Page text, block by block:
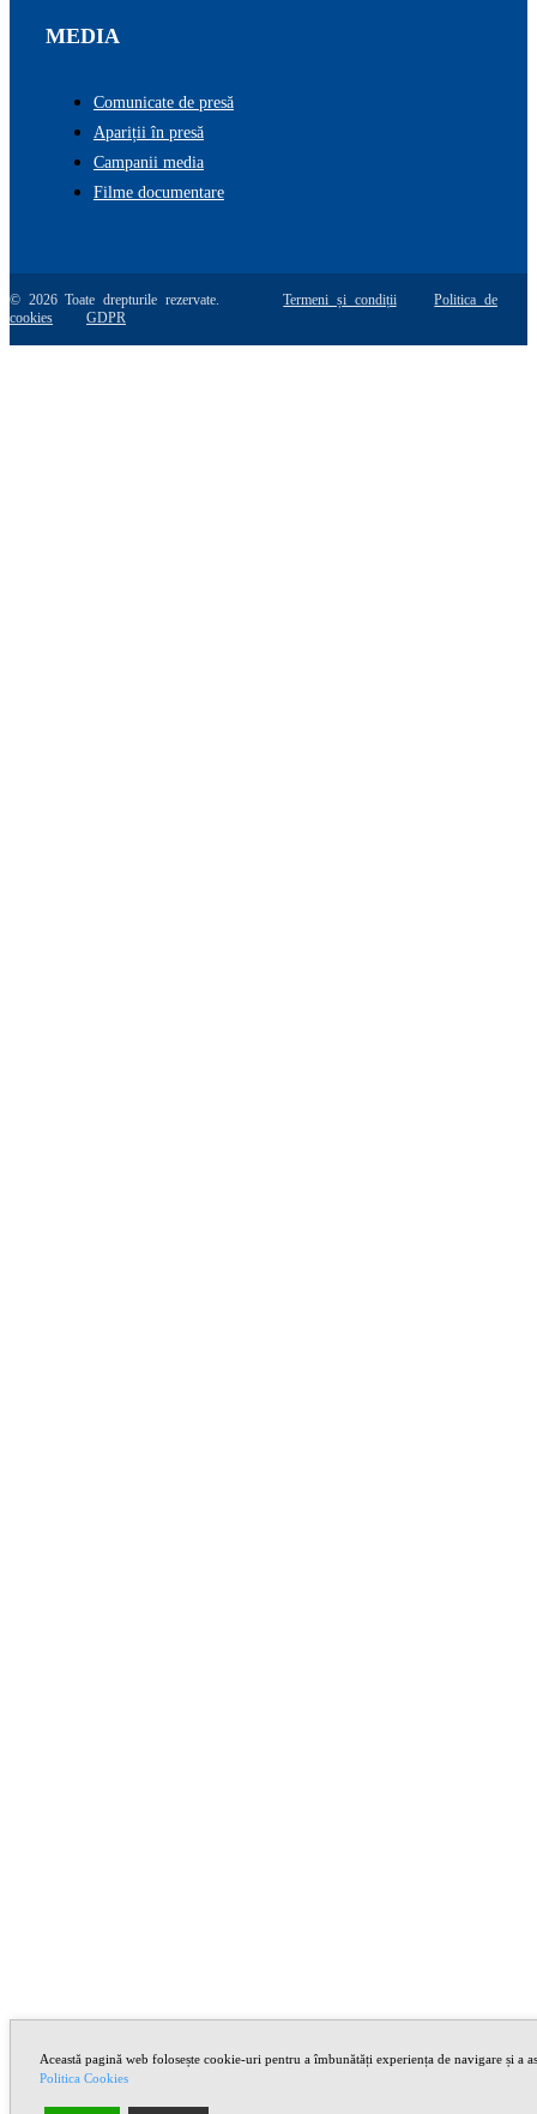
MEDIA
Comunicate de presă
Apariții în presă
Campanii media
Filme documentare
© 2026 Toate drepturile rezervate.Termeni și condiții
Politica de
cookies
GDPR
Această pagină web folosește cookie-uri pentru a îmbunătăți experiența de navigare și
Politica Cookies